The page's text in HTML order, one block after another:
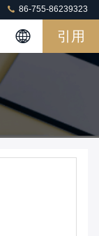
86-755-86239323
引用